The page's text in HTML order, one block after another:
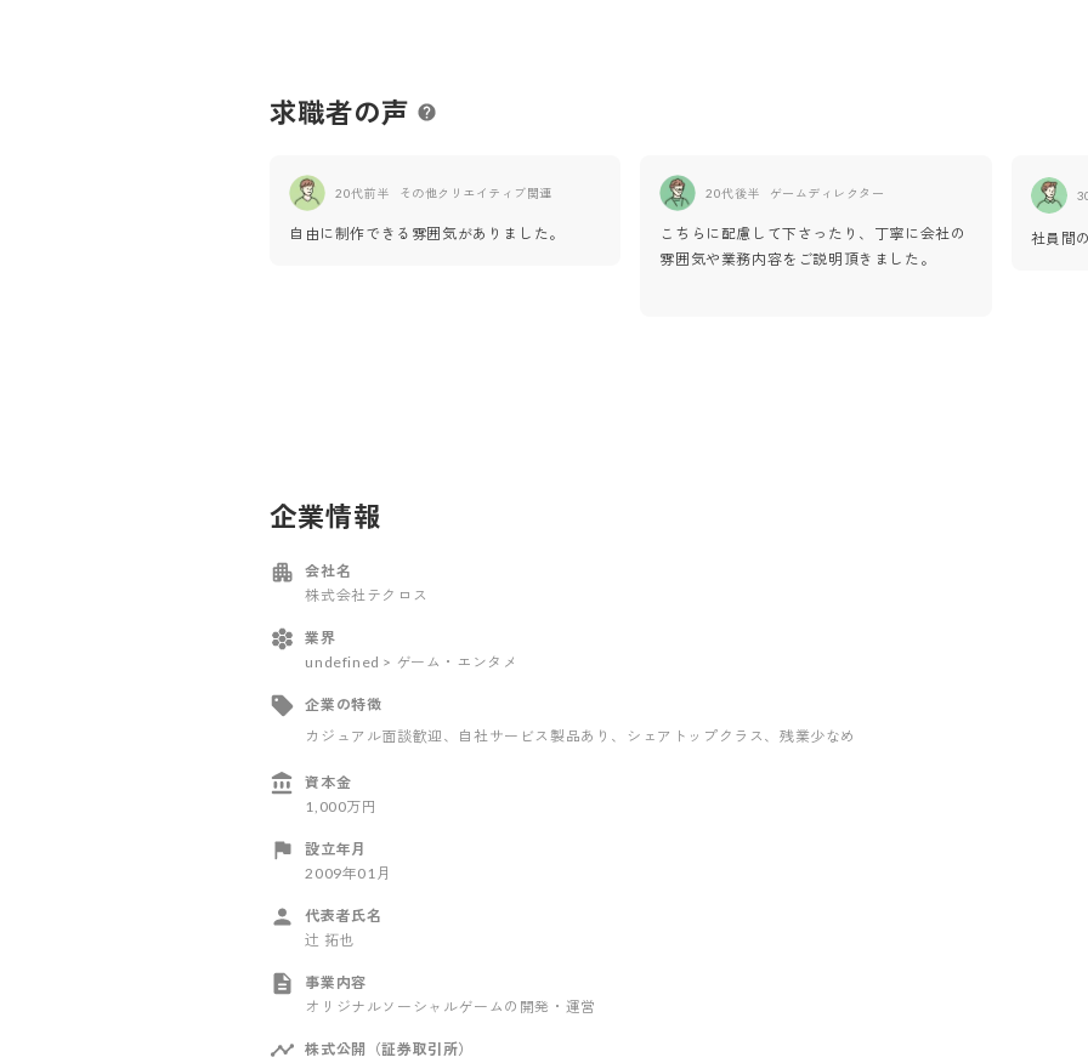
求職者の声
20代前半 その他クリエイティブ関連
自由に制作できる雰囲気がありました。
20代後半 ゲームディレクター
こちらに配慮して下さったり、丁寧に会社の
雰囲気や業務内容をご説明頂きました。
社員間
企業情報
会社名
株式会社テクロス
業界
undefined > ゲーム・エンタメ
企業の特徴
カジュアル面談歓迎、自社サービス製品あり 、シェアトップクラス 、残業少なめ
資本金
1,000万円
設立年月
2009年01月
代表者氏名
辻 拓也
事業内容
オリジナルソーシャルゲームの開発・運営
株式公開（証券取引所）